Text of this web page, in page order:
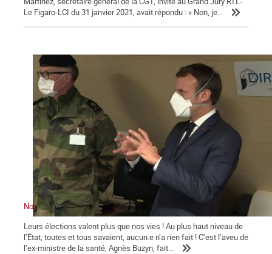
Le Figaro-LCI du 31 janvier 2021, avait répondu : « Non, je...
Nous sommes en guerre … contre Macron !
Leurs élections valent plus que nos vies ! Au plus haut niveau de
l’État, toutes et tous savaient, aucun.e n’a rien fait ! C’est l’aveu de
l’ex-ministre de la santé, Agnès Buzyn, fait...